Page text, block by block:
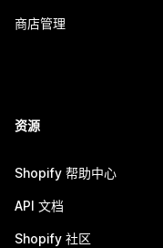
商店管理
资源
Shopify 帮助中心
API 文档
Shopify 社区